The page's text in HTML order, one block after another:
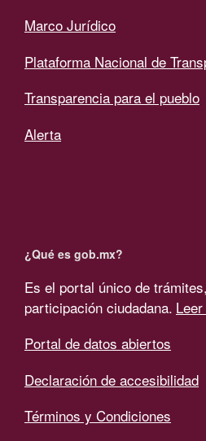
Marco Jurídico
Plataforma Nacional de
Transparencia para el pueblo
Alerta
¿Qué es gob.mx?
Es el portal único de
participación ciudadana.
Portal de datos abiertos
Declaración de accesibilidad
Términos y Condiciones